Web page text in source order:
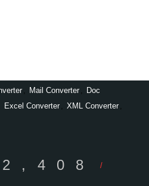
Mail Converter
Doc
Excel Converter XML Converter
/